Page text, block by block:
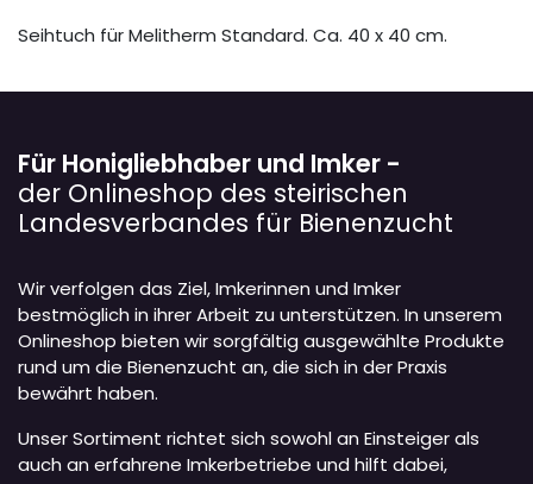
Seihtuch für Melitherm Standard. Ca. 40 x 40 cm.
Für Honigliebhaber und Imker -
der Onlineshop des steirischen
Landesverbandes für Bienenzucht
Wir verfolgen das Ziel, Imkerinnen und Imker
bestmöglich in ihrer Arbeit zu unterstützen. In unserem
Onlineshop bieten wir sorgfältig ausgewählte Produkte
rund um die Bienenzucht an, die sich in der Praxis
bewährt haben.
Unser Sortiment richtet sich sowohl an Einsteiger als
auch an erfahrene Imkerbetriebe und hilft dabei,